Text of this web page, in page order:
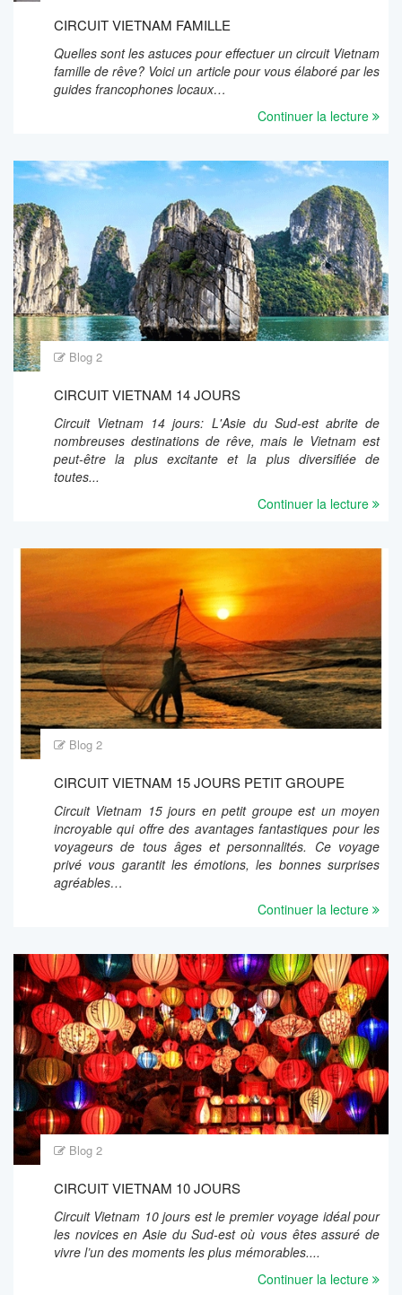
CIRCUIT VIETNAM FAMILLE
Quelles sont les astuces pour effectuer un circuit Vietnam
famille de rêve? Voici un article pour vous élaboré par les
guides francophones locaux…
Continuer la lecture
Blog 2
CIRCUIT VIETNAM 14 JOURS
Circuit Vietnam 14 jours: L'Asie du Sud-est abrite de
nombreuses destinations de rêve, mais le Vietnam est
peut-être la plus excitante et la plus diversifiée de
toutes...
Continuer la lecture
Blog 2
CIRCUIT VIETNAM 15 JOURS PETIT GROUPE
Circuit Vietnam 15 jours en petit groupe est un moyen
incroyable qui offre des avantages fantastiques pour les
voyageurs de tous âges et personnalités. Ce voyage
privé vous garantit les émotions, les bonnes surprises
agréables…
Continuer la lecture
Blog 2
CIRCUIT VIETNAM 10 JOURS
Circuit Vietnam 10 jours est le premier voyage idéal pour
les novices en Asie du Sud-est où vous êtes assuré de
vivre l’un des moments les plus mémorables....
Continuer la lecture